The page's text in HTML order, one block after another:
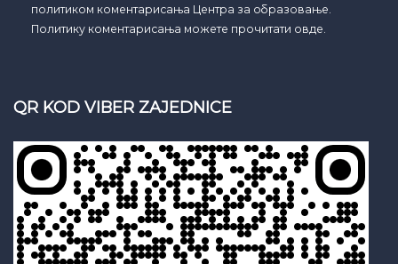
политиком коментарисања Центра за образовање.
Политику коментарисања можете прочитати овде.
QR KOD VIBER ZAJEDNICE